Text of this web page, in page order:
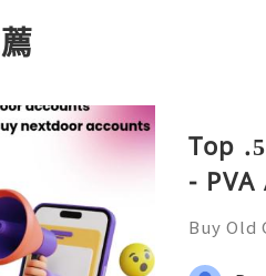
Top
-
Buy Old